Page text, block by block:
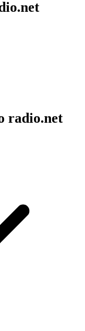
radio.net